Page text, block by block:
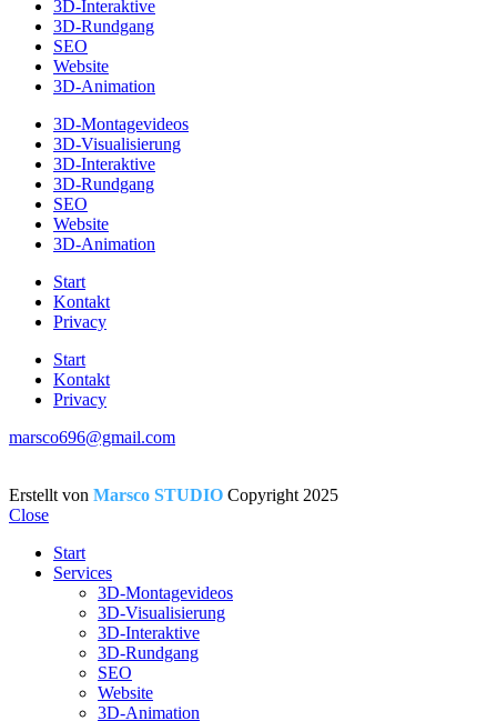
3D-Interaktive
3D-Rundgang
SEO
Website
3D-Animation
3D-Montagevideos
3D-Visualisierung
3D-Interaktive
3D-Rundgang
SEO
Website
3D-Animation
Start
Kontakt
Privacy
Start
Kontakt
Privacy
marsco696@gmail.com
Erstellt von Marsco STUDIO Copyright 2025
Close
Start
Services
3D-Montagevideos
3D-Visualisierung
3D-Interaktive
3D-Rundgang
SEO
Website
3D-Animation